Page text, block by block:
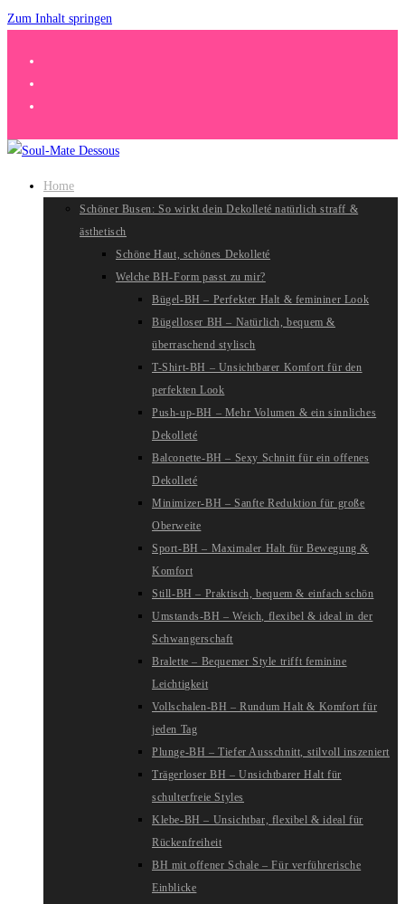
Zum Inhalt springen
Home
Schöner Busen: So wirkt dein Dekolleté natürlich straff &
ästhetisch
Schöne Haut, schönes Dekolleté
Welche BH-Form passt zu mir?
Bügel-BH – Perfekter Halt & femininer Look
Bügelloser BH – Natürlich, bequem &
überraschend stylisch
T-Shirt-BH – Unsichtbarer Komfort für den
perfekten Look
Push-up-BH – Mehr Volumen & ein sinnliches
Dekolleté
Balconette-BH – Sexy Schnitt für ein offenes
Dekolleté
Minimizer-BH – Sanfte Reduktion für große
Oberweite
Sport-BH – Maximaler Halt für Bewegung &
Komfort
Still-BH – Praktisch, bequem & einfach schön
Umstands-BH – Weich, flexibel & ideal in der
Schwangerschaft
Bralette – Bequemer Style trifft feminine
Leichtigkeit
Vollschalen-BH – Rundum Halt & Komfort für
jeden Tag
Plunge-BH – Tiefer Ausschnitt, stilvoll inszeniert
Trägerloser BH – Unsichtbarer Halt für
schulterfreie Styles
Klebe-BH – Unsichtbar, flexibel & ideal für
Rückenfreiheit
BH mit offener Schale – Für verführerische
Einblicke